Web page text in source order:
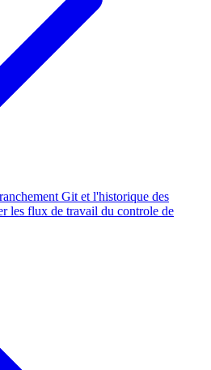
Git et l'historique des
les flux de travail du controle de